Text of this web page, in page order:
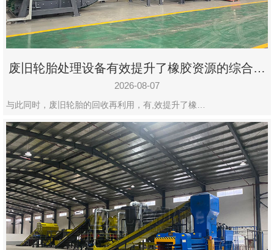
州
市
九
设
有
限
公
司
豫
ICP
备
19020390
废旧轮胎处理设备有效提升了橡胶资源的综合利
用率
2026-08-07
与此同时，废旧轮胎的回收再利用，有,效提升了橡…